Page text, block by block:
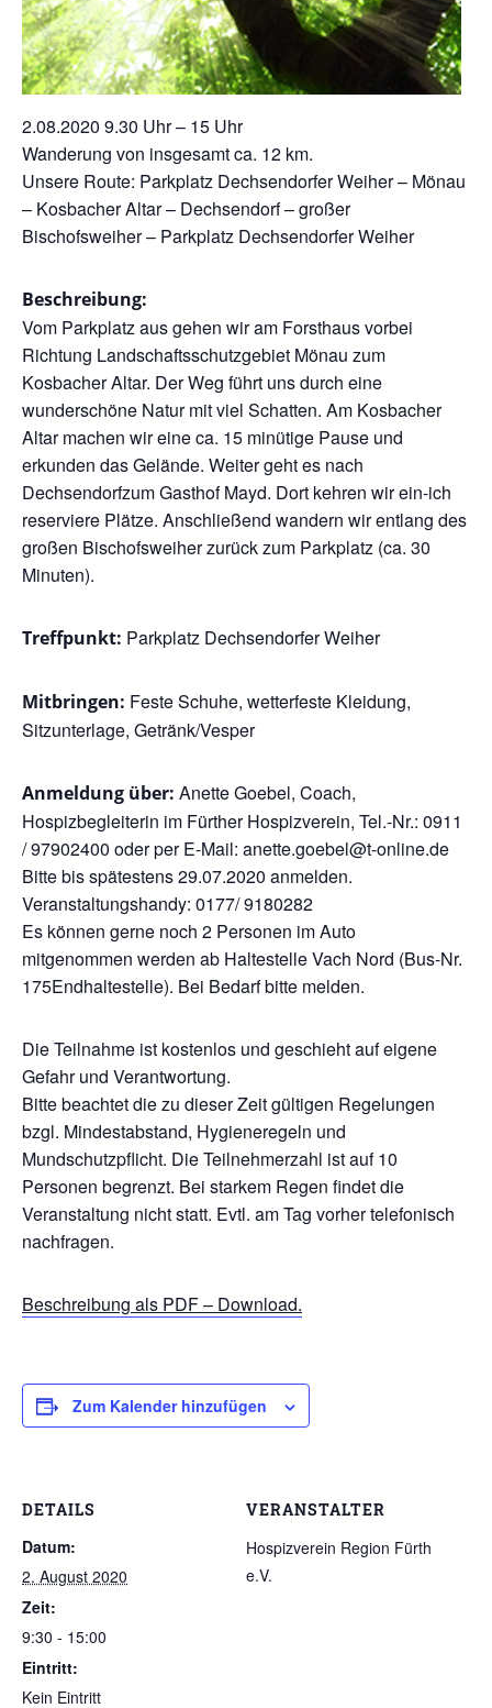
2.08.2020 9.30 Uhr – 15 Uhr
Wanderung von insgesamt ca. 12 km.
Unsere Route: Parkplatz Dechsendorfer Weiher – Mönau
– Kosbacher Altar – Dechsendorf – großer
Bischofsweiher – Parkplatz Dechsendorfer Weiher
Beschreibung:
Vom Parkplatz aus gehen wir am Forsthaus vorbei
Richtung Landschaftsschutzgebiet Mönau zum
Kosbacher Altar. Der Weg führt uns durch eine
wunderschöne Natur mit viel Schatten. Am Kosbacher
Altar machen wir eine ca. 15 minütige Pause und
erkunden das Gelände. Weiter geht es nach
Dechsendorfzum Gasthof Mayd. Dort kehren wir ein-ich
reserviere Plätze. Anschließend wandern wir entlang des
großen Bischofsweiher zurück zum Parkplatz (ca. 30
Minuten).
Treffpunkt: Parkplatz Dechsendorfer Weiher
Mitbringen: Feste Schuhe, wetterfeste Kleidung,
Sitzunterlage, Getränk/Vesper
Anmeldung über: Anette Goebel, Coach,
Hospizbegleiterin im Fürther Hospizverein, Tel.-Nr.: 0911
/ 97902400 oder per E-Mail: anette.goebel@t-online.de
Bitte bis spätestens 29.07.2020 anmelden.
Veranstaltungshandy: 0177/ 9180282
Es können gerne noch 2 Personen im Auto
mitgenommen werden ab Haltestelle Vach Nord (Bus-Nr.
175Endhaltestelle). Bei Bedarf bitte melden.
Die Teilnahme ist kostenlos und geschieht auf eigene
Gefahr und Verantwortung.
Bitte beachtet die zu dieser Zeit gültigen Regelungen
bzgl. Mindestabstand, Hygieneregeln und
Mundschutzpflicht. Die Teilnehmerzahl ist auf 10
Personen begrenzt. Bei starkem Regen findet die
Veranstaltung nicht statt. Evtl. am Tag vorher telefonisch
nachfragen.
Beschreibung als PDF – Download.
Zum Kalender hinzufügen
DETAILS
Datum:
2. August 2020
Zeit:
9:30 - 15:00
Eintritt:
Kein Eintritt
VERANSTALTER
Hospizverein Region Fürth
e.V.